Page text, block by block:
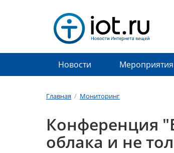
Новости Мероприятия
Главная / Мониторинг
Конференция
облака и не